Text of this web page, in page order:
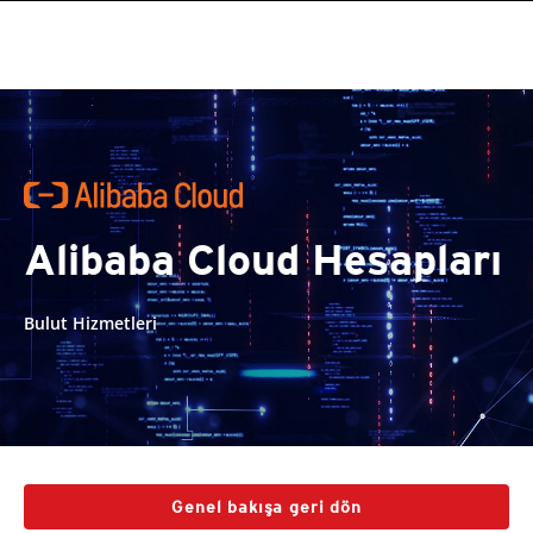
Alibaba Cloud Hesapları
Bulut Hizmetleri
Genel bakışa geri dön